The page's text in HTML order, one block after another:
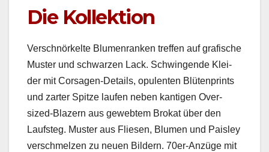
Die Kollektion
Ver­schnörkelte Blu­men­ranken tre­f­fen auf grafis­che
Muster und schwarzen Lack. Schwin­gende Klei­
der mit Cor­sagen-Details, opu­len­ten Blüten­prints
und zarter Spitze laufen neben kanti­gen Over­
sized-Blaz­ern aus gewebtem Brokat über den
Lauf­steg. Muster aus Fliesen, Blu­men und Pais­ley
ver­schmelzen zu neuen Bildern. 70er-Anzüge mit